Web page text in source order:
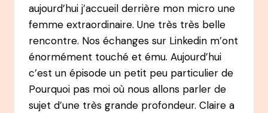
aujourd’hui j’accueil derrière mon micro une
femme extraordinaire. Une très très belle
rencontre. Nos échanges sur Linkedin m’ont
énormément touché et ému. Aujourd’hui
c’est un épisode un petit peu particulier de
Pourquoi pas moi où nous allons parler de
sujet d’une très grande profondeur. Claire a